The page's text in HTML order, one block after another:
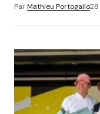
ParMathieu Portogallo